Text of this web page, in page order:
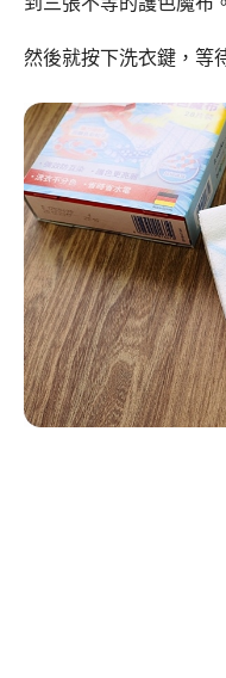
然後就按下洗衣鍵，等